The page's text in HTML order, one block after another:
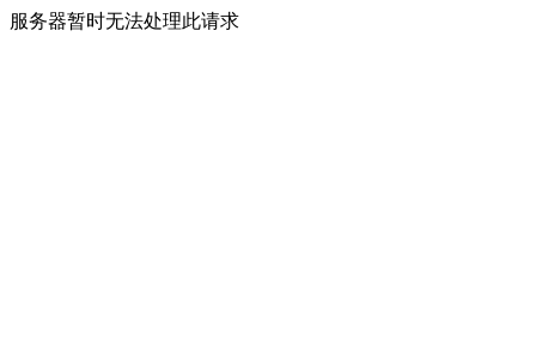
服务器暂时无法处理此请求